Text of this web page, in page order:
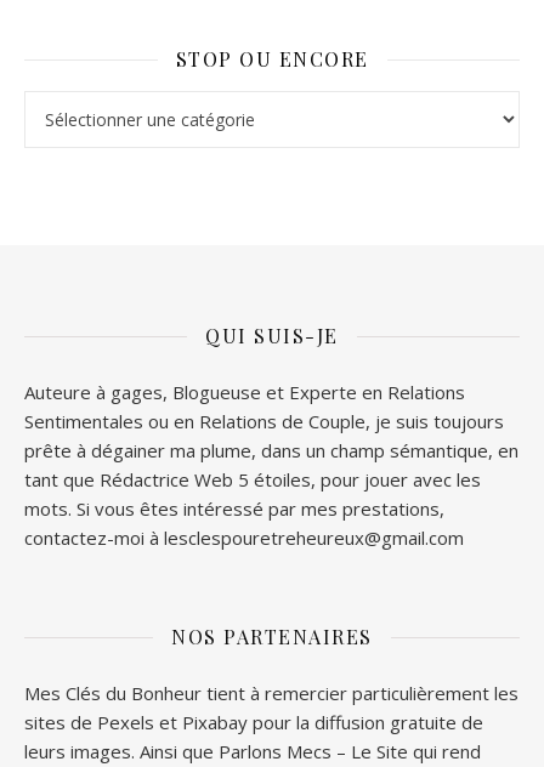
STOP OU ENCORE
QUI SUIS-JE
Auteure à gages, Blogueuse et Experte en Relations
Sentimentales ou en Relations de Couple, je suis toujours
prête à dégainer ma plume, dans un champ sémantique, en
tant que Rédactrice Web 5 étoiles, pour jouer avec les
mots. Si vous êtes intéressé par mes prestations,
contactez-moi à lesclespouretreheureux@gmail.com
NOS PARTENAIRES
Mes Clés du Bonheur tient à remercier particulièrement les
sites de Pexels et Pixabay pour la diffusion gratuite de
leurs images. Ainsi que Parlons Mecs – Le Site qui rend